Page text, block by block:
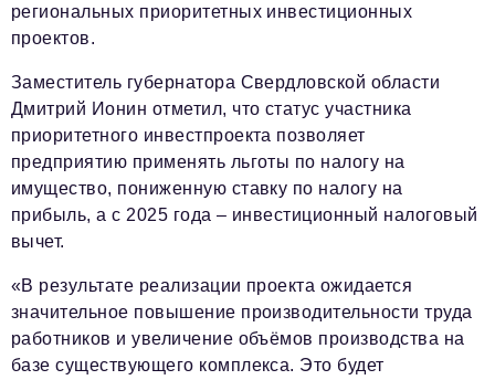
региональных приоритетных инвестиционных
проектов.
Заместитель губернатора Свердловской области
Дмитрий Ионин отметил, что статус участника
приоритетного инвестпроекта позволяет
предприятию применять льготы по налогу на
имущество, пониженную ставку по налогу на
прибыль, а с 2025 года – инвестиционный налоговый
вычет.
«В результате реализации проекта ожидается
значительное повышение производительности труда
работников и увеличение объёмов производства на
базе существующего комплекса. Это будет